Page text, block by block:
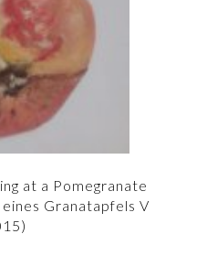
at a Pomegranate
Granatapfels V